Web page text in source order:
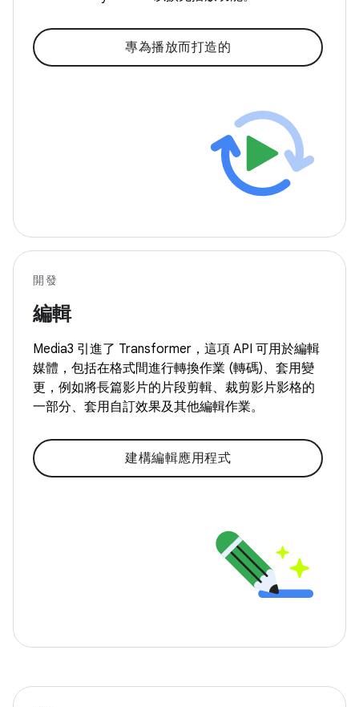
專為播放而打造的
開發
編輯
Media3 引進了 Transformer，這項 API 可用於編輯
媒體，包括在格式間進行轉換作業 (轉碼)、套用變
更，例如將長篇影片的片段剪輯、裁剪影片影格的
一部分、套用自訂效果及其他編輯作業。
建構編輯應用程式